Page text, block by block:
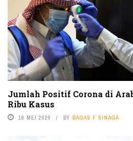
Jumlah Positif Corona di
Ribu Kasus
18 MEI 2020 BY BAGAS F SINAGA